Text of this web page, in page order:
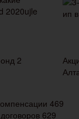
469
629